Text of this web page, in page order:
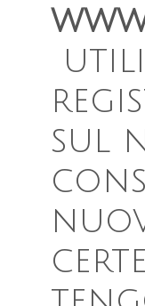
sul